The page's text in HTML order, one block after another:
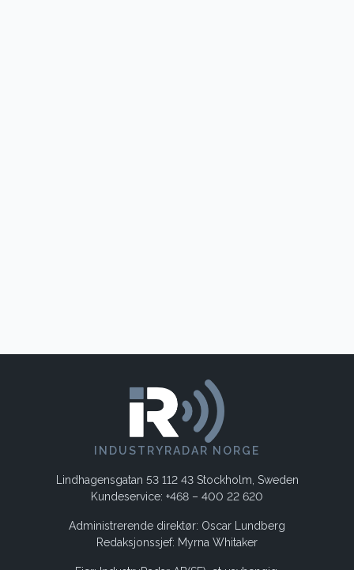
INDUSTRYRADAR NORGE
Lindhagensgatan 53 112 43 Stockholm, Sweden
Kundeservice: +468 – 400 22 620
Administrerende direktør: Oscar Lundberg
Redaksjonssjef: Myrna Whitaker